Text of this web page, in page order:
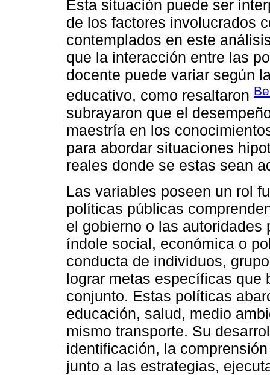
Esta situación puede ser
de los factores involucrados
contemplados en este
que la interacción entre las
docente puede variar según
educativo, como resaltaron
subrayaron que el
maestría en los
para abordar situaciones
reales donde se estas sean
Las variables poseen un rol
políticas públicas
el gobierno o las
índole social, económica o
conducta de individuos,
lograr metas específicas que
conjunto. Estas políticas
educación, salud, medio
mismo transporte. Su
identificación, la
junto a las estrategias,